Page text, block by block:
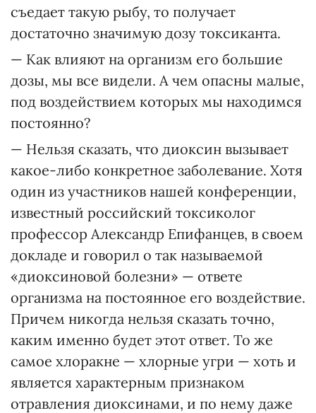
съедает такую рыбу, то получает
достаточно значимую дозу токсиканта.
— Как влияют на организм его большие
дозы, мы все видели. А чем опасны малые,
под воздействием которых мы находимся
постоянно?
— Нельзя сказать, что диоксин вызывает
какое-либо конкретное заболевание. Хотя
один из участников нашей конференции,
известный российский токсиколог
профессор Александр Епифанцев, в своем
докладе и говорил о так называемой
«диоксиновой болезни» — ответе
организма на постоянное его воздействие.
Причем никогда нельзя сказать точно,
каким именно будет этот ответ. То же
самое хлоракне — хлорные угри — хоть и
является характерным признаком
отравления диоксинами, и по нему даже